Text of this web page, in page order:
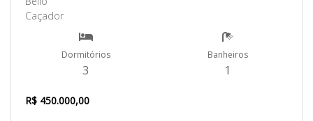
Caçador
Dormitórios
3
Banheiros
1
R$ 450.000,00